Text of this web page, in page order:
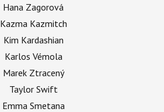
Hana Zagorová
Kazma Kazmitch
Kim Kardashian
Karlos Vémola
Marek Ztracený
Taylor Swift
Emma Smetana